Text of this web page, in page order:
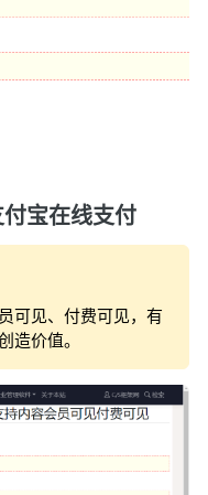
宝在线支付
可见、付费可见，有
造价值。